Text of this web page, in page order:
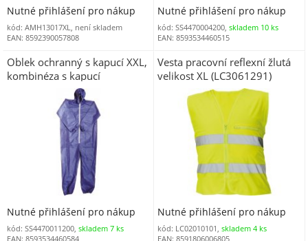
Nutné přihlášení pro nákup
kód: AMH13017XL, není skladem
EAN: 8592390057808
Nutné přihlášení pro nákup
kód: SS4470004200,skladem 10 ks
EAN: 8593534460515
Oblek ochranný s kapucí XXL,
kombinéza s kapucí
Nutné přihlášení pro nákup
kód: SS4470011200, skladem 7 ks
EAN: 8593534460584
Vesta pracovní reflexní žlutá
velikost XL (LC3061291)
Nutné přihlášení pro nákup
kód: LC02010101,skladem 4 ks
EAN: 8591806006805